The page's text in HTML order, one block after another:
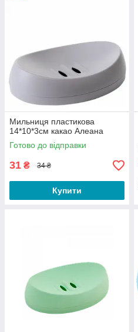
Мильниця пластикова
14*10*3см какао Алеана
Готово до відправки
31 ₴ 34 ₴
Купити